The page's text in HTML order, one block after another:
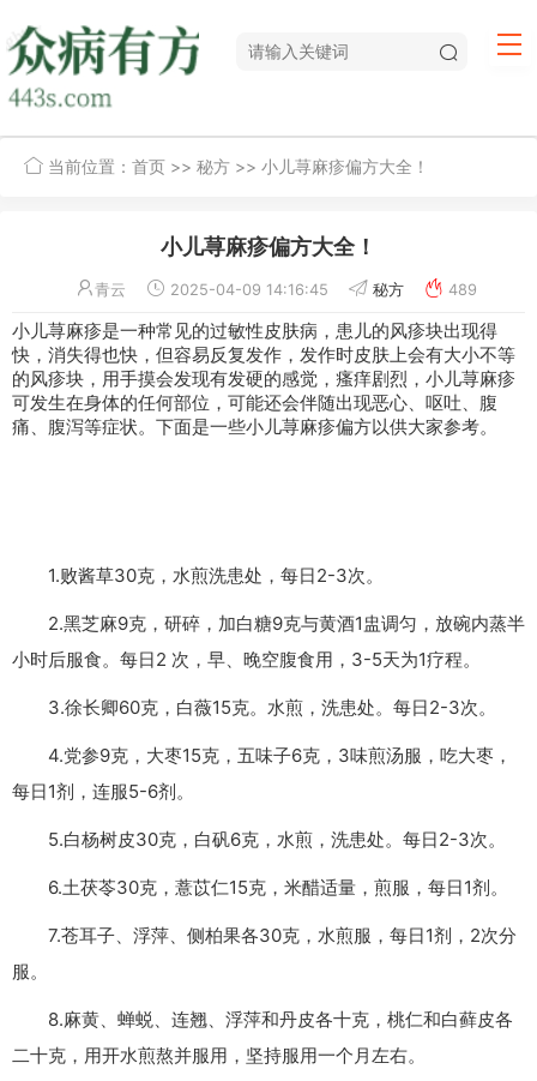
当前位置： 首页 >> 秘方 >> 小儿荨麻疹偏方大全！
小儿荨麻疹偏方大全！
青云 2025-04-09 14:16:45 秘方 489
小儿荨麻疹是一种常见的过敏性皮肤病 ，患儿的风疹块出现得
快，消失得也快，但容易反复发作，发作时皮肤上会有大小不等
的风疹块，用手摸会发现有发硬的感觉，瘙痒剧烈，小儿荨麻疹
可发生在身体的任何部位，可能还会伴随出现恶心、 呕吐、腹
痛、腹泻等症状。下面是一些小儿荨麻疹偏方以供大家参考。
1.败酱草30克，水煎洗患处，每日2-3次。
2.黑芝麻9克，研碎，加白糖9克与黄酒1盅调匀，放碗内蒸半
小时后服食。每日2 次，早、晚空腹食用，3-5天为1疗程。
3.徐长卿60克，白薇15克。水煎，洗患处。每日2-3次。
4.党参9克，大枣15克，五味子6克，3味煎汤服，吃大枣，
每日1剂，连服5-6剂。
5.白杨树皮30克，白矾6克，水煎，洗患处。每日2-3次。
6.土茯苓30克，薏苡仁15克，米醋适量，煎服，每日1剂。
7.苍耳子、浮萍、侧柏果各30克，水煎服，每日1剂，2次分
服。
8.麻黄、蝉蜕、连翘、浮萍和丹皮各十克，桃仁和白藓皮各
二十克，用开水煎熬并服用，坚持服用一个月左右。